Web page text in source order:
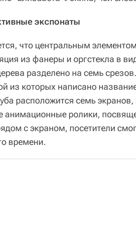
экспонаты
что центральным
из фанеры и оргстекла в
разделено на семь
из которых написано
расположится семь
анимационные ролики,
с экраном, посетители
времени.